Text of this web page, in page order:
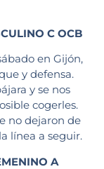
C OCB
en Gijón,
y defensa.
y se nos
cogerles.
no dejaron de
línea a seguir.
A